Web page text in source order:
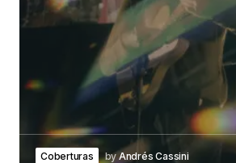
Coberturas byAndrés Cassini